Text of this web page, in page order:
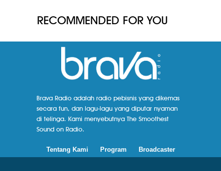
RECOMMENDED FOR YOU
Brava Radio adalah radio pebisnis yang dikemas
secara fun, dan lagu-lagu yang diputar nyaman
di telinga. Kami menyebutnya The Smoothest
Sound on Radio.
Tentang Kami Program Broadcaster